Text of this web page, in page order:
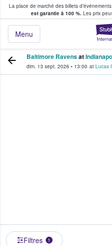
La place de marché des billets
est garantie à 100 %. Les prix
Menu
fans achètent et
Baltimore Ravensat
dim. 13 sept. 2026 • 13:00 at Lucas
Filtres 1